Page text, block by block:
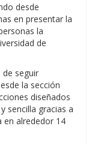
desde
en presentar la
la
de
de seguir
la sección
diseñados
sencilla gracias a
en alrededor 14